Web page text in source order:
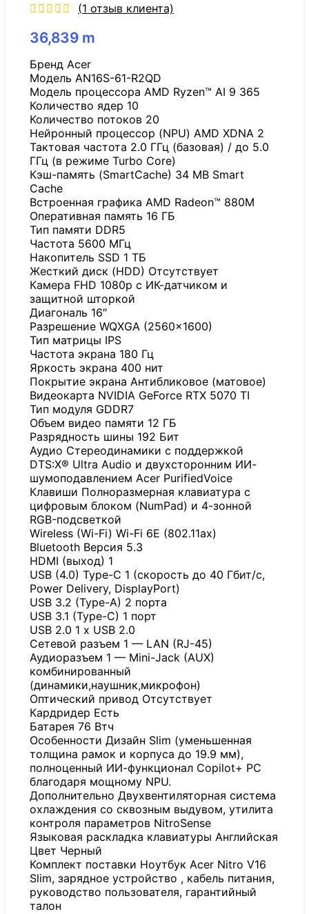
(1 отзыв клиента)
36,839 m
Бренд Acer
Модель AN16S-61-R2QD
Модель процессора AMD Ryzen™ AI 9 365
Количество ядер 10
Количество потоков 20
Нейронный процессор (NPU) AMD XDNA 2
Тактовая частота 2.0 ГГц (базовая) / до 5.0
ГГц (в режиме Turbo Core)
Кэш-память (SmartCache) 34 MB Smart
Cache
Встроенная графика AMD Radeon™ 880M
Оперативная память 16 ГБ
Тип памяти DDR5
Частота 5600 МГц
Накопитель SSD 1 ТБ
Жесткий диск (HDD) Отсутствует
Камера FHD 1080p с ИК-датчиком и
защитной шторкой
Диагональ 16″
Разрешение WQXGA (2560×1600)
Тип матрицы IPS
Частота экрана 180 Гц
Яркость экрана 400 нит
Покрытие экрана Антибликовое (матовое)
Видеокарта NVIDIA GeForce RTX 5070 TI
Тип модуля GDDR7
Объем видео памяти 12 ГБ
Разрядность шины 192 Бит
Аудио Стереодинамики с поддержкой
DTS:X® Ultra Audio и двухсторонним ИИ-
шумоподавлением Acer PurifiedVoice
Клавиши Полноразмерная клавиатура с
цифровым блоком (NumPad) и 4-зонной
RGB-подсветкой
Wireless (Wi-Fi) Wi-Fi 6E (802.11ax)
Bluetooth Версия 5.3
HDMI (выход) 1
USB (4.0) Type-C 1 (скорость до 40 Гбит/с,
Power Delivery, DisplayPort)
USB 3.2 (Type-A) 2 порта
USB 3.1 (Type-C) 1 порт
USB 2.0 1 x USB 2.0
Сетевой разъем 1 — LAN (RJ-45)
Аудиоразъем 1 — Mini-Jack (AUX)
комбинированный
(динамики,наушник,микрофон)
Оптический привод Отсутствует
Кардридер Есть
Батарея 76 Втч
Особенности Дизайн Slim (уменьшенная
толщина рамок и корпуса до 19.9 мм),
полноценный ИИ-функционал Copilot+ PC
благодаря мощному NPU.
Дополнительно Двухвентиляторная система
охлаждения со сквозным выдувом, утилита
контроля параметров NitroSense
Языковая раскладка клавиатуры Английская
Цвет Черный
Комплект поставки Ноутбук Acer Nitro V16
Slim, зарядное устройство , кабель питания,
руководство пользователя, гарантийный
талон